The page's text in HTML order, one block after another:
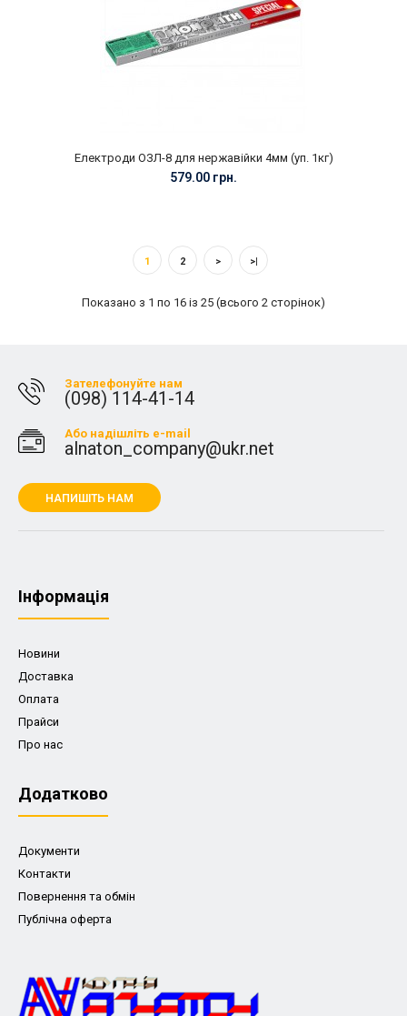
Електроди ОЗЛ-8 для нержавійки 4мм (уп. 1кг)
579.00 грн.
1 2 > >|
Показано з 1 по 16 із 25 (всього 2 сторінок)
Зателефонуйте нам
(098) 114-41-14
Або надішліть e-mail
alnaton_company@ukr.net
НАПИШІТЬ НАМ
Iнформація
Новини
Доставка
Оплата
Прайси
Про нас
Додатково
Документи
Контакти
Повернення та обмін
Публічна оферта